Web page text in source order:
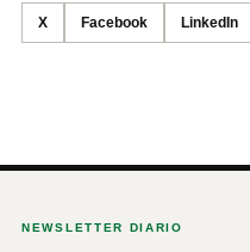
X Facebook LinkedIn
NEWSLETTER DIARIO